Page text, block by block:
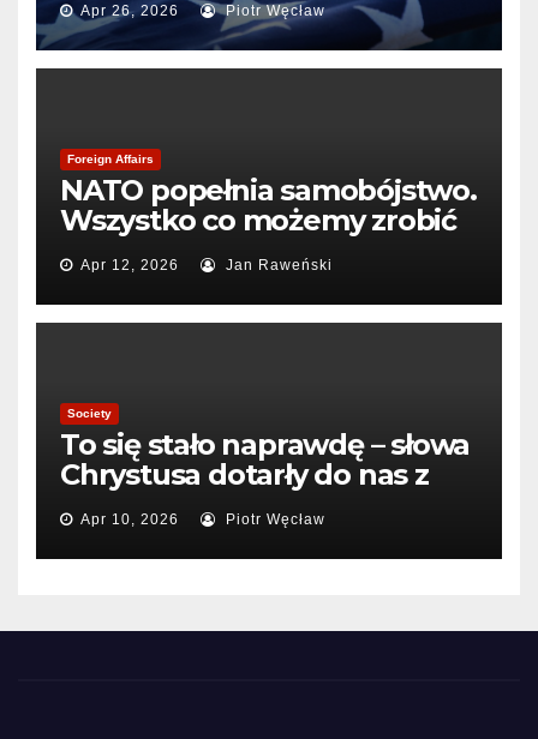
Apr 26, 2026 Piotr Węcław
Foreign Affairs
NATO popełnia samobójstwo.
Wszystko co możemy zrobić
to pogrzebać sojusz
Apr 12, 2026 Jan Raweński
Society
To się stało naprawdę – słowa
Chrystusa dotarły do nas z
Kosmosu.
Apr 10, 2026 Piotr Węcław